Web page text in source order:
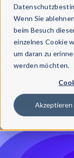
Wenn Sie
beim Besuch
einzelnes Cookie
um daran zu
werden möchten.
Akzeptieren
START KURSE